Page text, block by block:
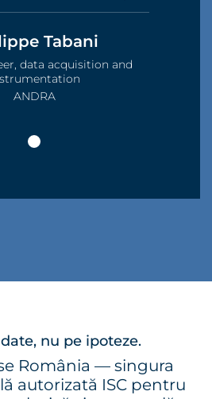
Tabani
data acquisition and
ANDRA
nu pe ipoteze.
România — singura
autorizată ISC pentru